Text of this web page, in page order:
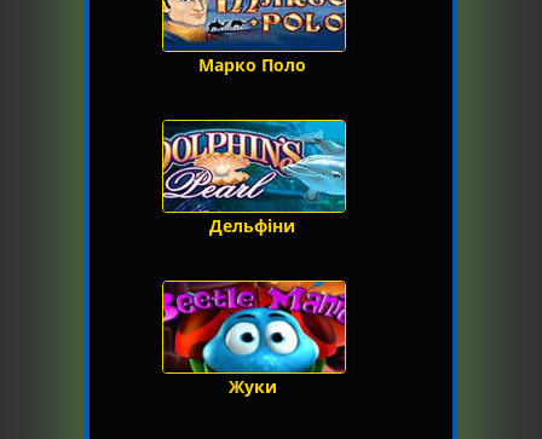
Марко Поло
Дельфіни
Жуки